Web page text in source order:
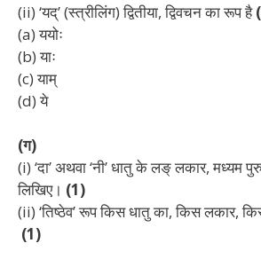
(ii) ‘यद्’ (स्त्रीलिंग) द्वितीया, द्विवचन का रूप है
(a) ययोः
(b) याः
(c) याम्
(d) ये
(ग)
(i) ‘दा’ अथवा ‘नी’ धातु के लङ् लकार, मध्यम
लिखिए। (1)
(ii) ‘तिष्ठेव’ रूप किस धातु का, किस लकार,
(1)